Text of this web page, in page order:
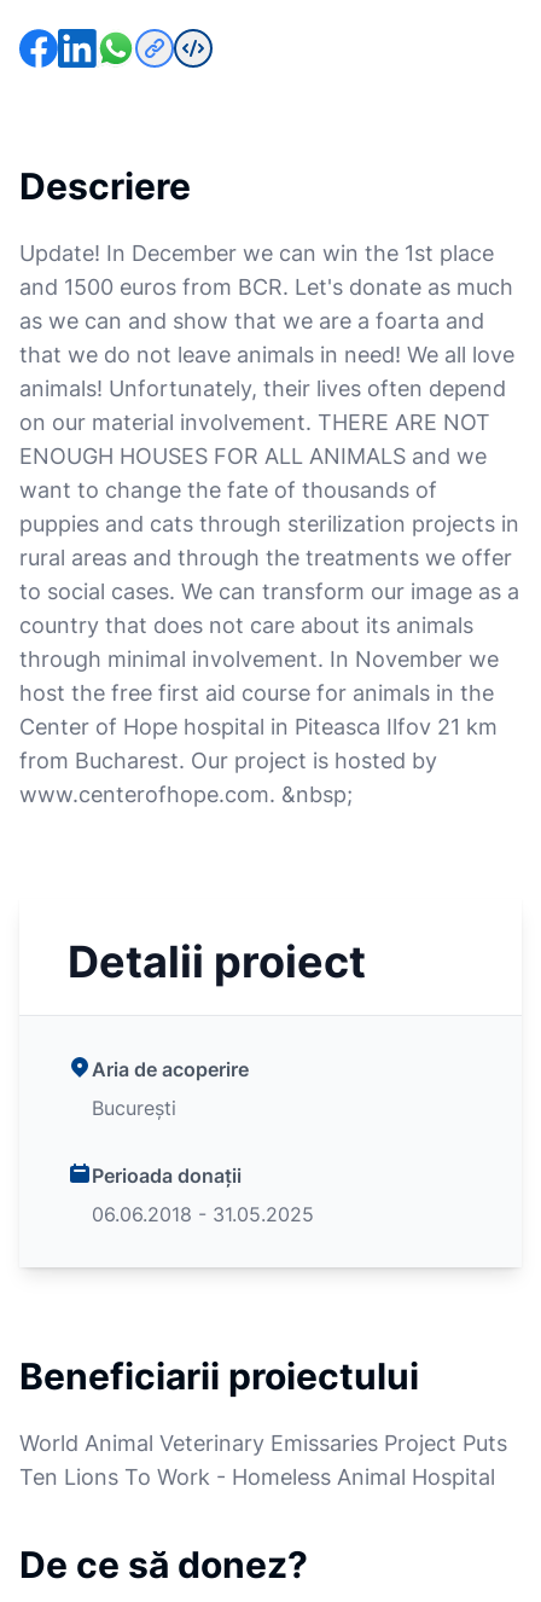
Descriere
Update! In December we can win the 1st place
and 1500 euros from BCR. Let's donate as much
as we can and show that we are a foarta and
that we do not leave animals in need! We all love
animals! Unfortunately, their lives often depend
on our material involvement. THERE ARE NOT
ENOUGH HOUSES FOR ALL ANIMALS and we
want to change the fate of thousands of
puppies and cats through sterilization projects in
rural areas and through the treatments we offer
to social cases. We can transform our image as a
country that does not care about its animals
through minimal involvement. In November we
host the free first aid course for animals in the
Center of Hope hospital in Piteasca Ilfov 21 km
from Bucharest. Our project is hosted by
www.centerofhope.com. &nbsp;
Detalii proiect
Aria de acoperire
București
Perioada donații
06.06.2018 - 31.05.2025
Beneficiarii proiectului
World Animal Veterinary Emissaries Project Puts
Ten Lions To Work - Homeless Animal Hospital
De ce să donez?